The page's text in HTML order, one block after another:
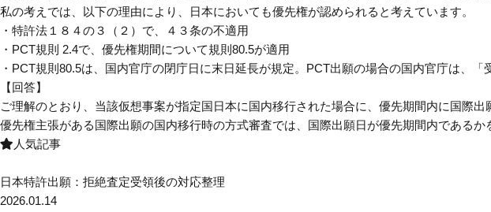
私の考えでは、以下の理由により、日本においても優先権が認められると考えています。
・特許法１８４の３（２）で、４３条の不適用
・PCT規則 2.4で、優先権期間について規則80.5が適用
・PCT規則80.5は、国内官庁の閉庁日に末日延長が規定。PCT出願の場合の国内官庁は、「
【回答】
ご理解のとおり、当該仮想事案が指定国日本に国内移行された場合に、優先期間内に国際
優先権主張がある国際出願の国内移行時の方式審査では、国際出願日が優先期間内である
人気記事
日本特許出願：拒絶査定受領後の対応整理
2026.01.14